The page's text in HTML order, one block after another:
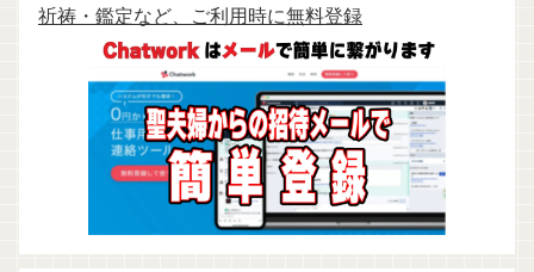
祈祷・鑑定など、ご利用時に無料登録